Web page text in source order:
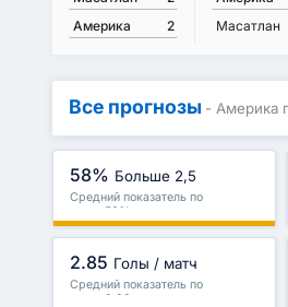
Америка
2
Масатлан
Все прогнозы - Америка
58% Больше 2,5
Средний показатель по
лиге : 56%
2.85 Голы / матч
Средний показатель по
лиге : 2.93